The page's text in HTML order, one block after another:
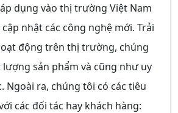
dụng vào thị trường Việt Nam
nhật các công nghệ mới. Trải
động trên thị trường, chúng
sản phẩm và cũng như uy
Ngoài ra, chúng tôi có các tiêu
các đối tác hay khách hàng: